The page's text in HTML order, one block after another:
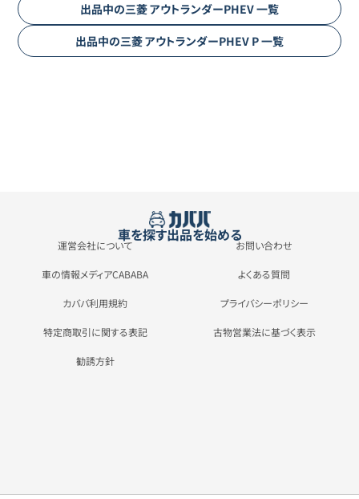
出品中の三菱アウトランダーPHEV一覧
出品中の三菱アウトランダーPHEV P一覧
車を探す出品を始める
運営会社について お問い合わせ
車の情報メディアCABABA よくある質問
カババ利用規約 プライバシーポリシー
特定商取引に関する表記 古物営業法に基づく表示
勧誘方針